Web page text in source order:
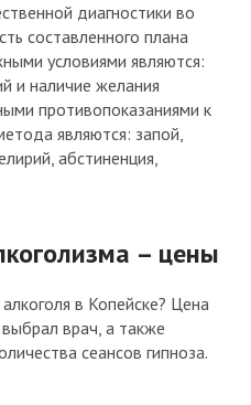
диагностики во
составленного плана
условиями являются:
и наличие желания
противопоказаниями к
являются: запой,
абстиненция,
– цены
в Копейске? Цена
врач, а также
сеансов гипноза.